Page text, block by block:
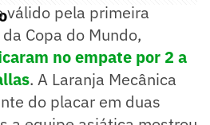
válido pela primeira
Copa do Mundo,
no empate por 2 a
. A Laranja Mecânica
do placar em duas